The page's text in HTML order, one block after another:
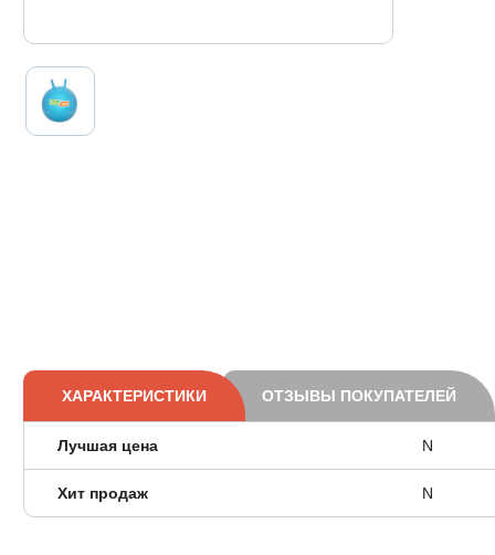
ХАРАКТЕРИСТИКИ ОТЗЫВЫ ПОКУПАТЕЛЕЙ
Лучшая цена N
Хит продаж N